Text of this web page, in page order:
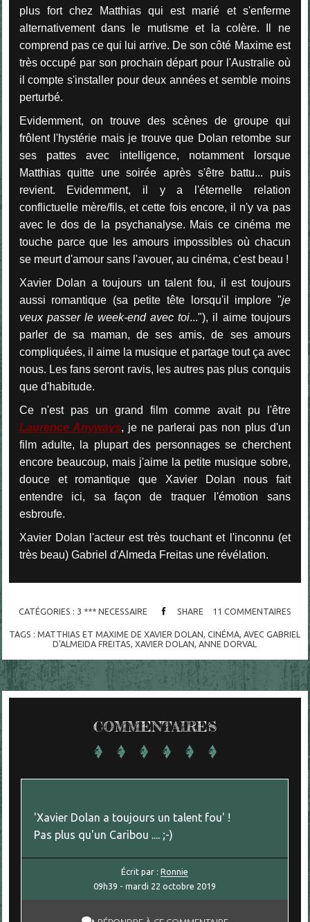
plus fort chez Matthias qui est marié et s'enferme
alternativement dans le mutisme et la colère. Il ne
comprend pas ce qui lui arrive. De son côté Maxime est
très occupé par son prochain départ pour l'Australie où
il compte s'installer pour deux années et semble moins
perturbé.
Evidemment, on trouve des scènes de groupe qui
frôlent l'hystérie mais je trouve que Dolan retombe sur
ses pattes avec intelligence, notamment lorsque
Matthias quitte une soirée après s'être battu... puis
revient. Evidemment, il y a l'éternelle relation
conflictuelle mère/fils, et cette fois encore, il n'y va pas
avec le dos de la psychanalyse. Mais ce cinéma me
touche parce que les amours impossibles où chacun
se meurt d'amour sans l'avouer, au cinéma, c'est beau !
Xavier Dolan a toujours un talent fou, il est toujours
aussi romantique (sa petite tête lorsqu'il implore "je
veux passer le week-end avec toi..."), il aime toujours
parler de sa maman, de ses amis, de ses amours
compliquées, il aime la musique et partage tout ça avec
nous. Les fans seront ravis, les autres pas plus conquis
que d'habitude.
Ce n'est pas un grand film comme avait pu l'être
Laurence Anyways, je ne parlerai pas non plus d'un
film adulte, la plupart des personnages se cherchent
encore beaucoup, mais j'aime la petite musique sobre,
douce et romantique que Xavier Dolan nous fait
entendre ici, sa façon de traquer l'émotion sans
esbroufe.
Xavier Dolan l'acteur est très touchant et l'inconnu (et
très beau) Gabriel d'Almeda Freitas une révélation.
CATÉGORIES : 3 *** NECESSAIRE SHARE 11 COMMENTAIRES
TAGS :MATTHIAS ET MAXIME DE XAVIER DOLAN,CINÉMA,AVEC GABRIEL
D'ALMEIDA FREITAS,XAVIER DOLAN,ANNE DORVAL
COMMENTAIRES
'Xavier Dolan a toujours un talent fou' !
Pas plus qu'un Caribou .... ;-)
Écrit par :Ronnie
09h39 -mardi 22 octobre 2019